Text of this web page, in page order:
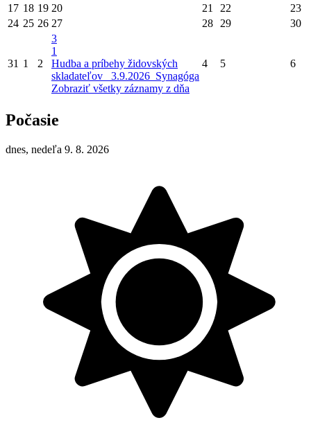
17 18 19 20 21 22
23
24 25 26 27 28 29 30
31 1 2
3
1
Hudba a príbehy židovských
skladateľov_ 3.9.2026_Synagóga
Zobraziť všetky záznamy z dňa
4 5 6
Počasie
dnes, nedeľa 9. 8. 2026